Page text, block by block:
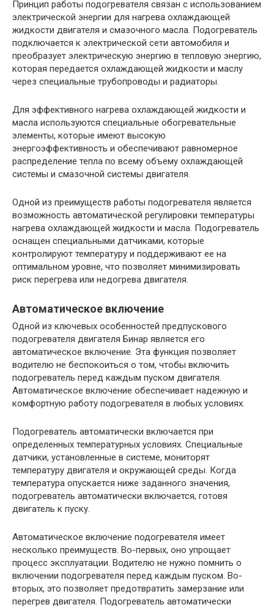
Принцип работы подогревателя связан с использованием
электрической энергии для нагрева охлаждающей
жидкости двигателя и смазочного масла. Подогреватель
подключается к электрической сети автомобиля и
преобразует электрическую энергию в тепловую энергию,
которая передается охлаждающей жидкости и маслу
через специальные трубопроводы и радиаторы.
Для эффективного нагрева охлаждающей жидкости и
масла используются специальные обогревательные
элементы, которые имеют высокую
энергоэффективность и обеспечивают равномерное
распределение тепла по всему объему охлаждающей
системы и смазочной системы двигателя.
Одной из преимуществ работы подогревателя является
возможность автоматической регулировки температуры
нагрева охлаждающей жидкости и масла. Подогреватель
оснащен специальными датчиками, которые
контролируют температуру и поддерживают ее на
оптимальном уровне, что позволяет минимизировать
риск перегрева или недогрева двигателя.
Автоматическое включение
Одной из ключевых особенностей предпускового
подогревателя двигателя Бинар является его
автоматическое включение. Эта функция позволяет
водителю не беспокоиться о том, чтобы включить
подогреватель перед каждым пуском двигателя.
Автоматическое включение обеспечивает надежную и
комфортную работу подогревателя в любых условиях.
Подогреватель автоматически включается при
определенных температурных условиях. Специальные
датчики, установленные в системе, мониторят
температуру двигателя и окружающей среды. Когда
температура опускается ниже заданного значения,
подогреватель автоматически включается, готовя
двигатель к пуску.
Автоматическое включение подогревателя имеет
несколько преимуществ. Во-первых, оно упрощает
процесс эксплуатации. Водителю не нужно помнить о
включении подогревателя перед каждым пуском. Во-
вторых, это позволяет предотвратить замерзание или
перегрев двигателя. Подогреватель автоматически